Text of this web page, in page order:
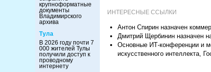
крупноформатные
документы
Владимирского
архива
Тула
В 2026 году почти 7
000 жителей Тулы
получили доступ к
проводному
интернету
ИНТЕРЕСНЫЕ ССЫЛКИ
Антон Спирин назначен
Дмитрий Щербинин назначен
Основные ИТ-конференции и
искусственного интеллекта,